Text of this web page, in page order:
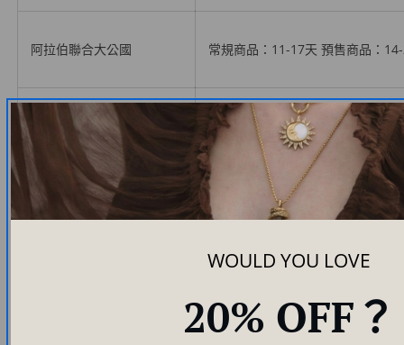
阿拉伯聯合大公國 常規商品：11-17天 預售商品 ：
常規商品：7-12 天 預售商品：14-
美國 常規商品：10-14 天 預售商品 ：
WOULD YOU LOVE
20% OFF？